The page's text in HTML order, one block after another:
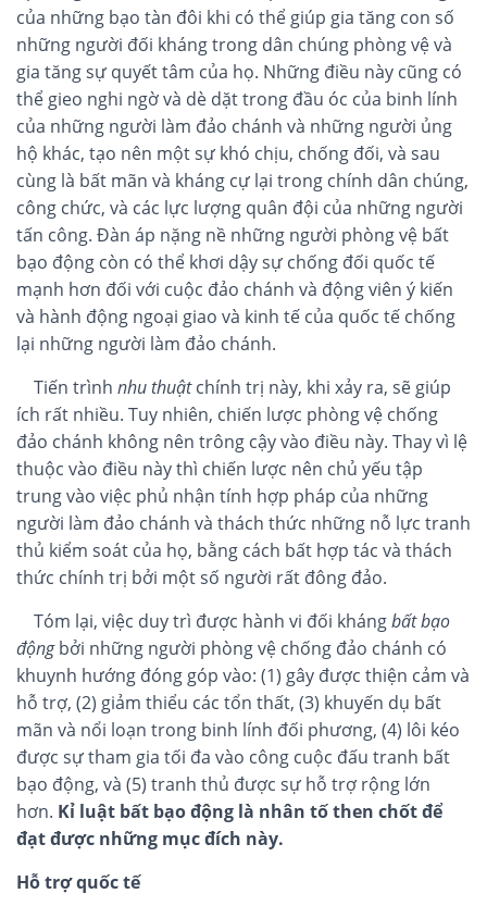
của những bạo tàn đôi khi có thể giúp gia tăng con số
những người đối kháng trong dân chúng phòng vệ và
gia tăng sự quyết tâm của họ. Những điều này cũng có
thể gieo nghi ngờ và dè dặt trong đầu óc của binh lính
của những người làm đảo chánh và những người ủng
hộ khác, tạo nên một sự khó chịu, chống đối, và sau
cùng là bất mãn và kháng cự lại trong chính dân chúng,
công chức, và các lực lượng quân đội của những người
tấn công. Đàn áp nặng nề những người phòng vệ bất
bạo động còn có thể khơi dậy sự chống đối quốc tế
mạnh hơn đối với cuộc đảo chánh và động viên ý kiến
và hành động ngoại giao và kinh tế của quốc tế chống
lại những người làm đảo chánh.
Tiến trình nhu thuậtchính trị này, khi xảy ra, sẽ giúp
ích rất nhiều. Tuy nhiên, chiến lược phòng vệ chống
đảo chánh không nên trông cậy vào điều này. Thay vì lệ
thuộc vào điều này thì chiến lược nên chủ yếu tập
trung vào việc phủ nhận tính hợp pháp của những
người làm đảo chánh và thách thức những nỗ lực tranh
thủ kiểm soát của họ, bằng cách bất hợp tác và thách
thức chính trị bởi một số người rất đông đảo.
Tóm lại, việc duy trì được hành vi đối khángbất bạo
độngbởi những người phòng vệ chống đảo chánh có
khuynh hướng đóng góp vào: (1) gây được thiện cảm và
hỗ trợ, (2) giảm thiểu các tổn thất, (3) khuyến dụ bất
mãn và nổi loạn trong binh lính đối phương, (4) lôi kéo
được sự tham gia tối đa vào công cuộc đấu tranh bất
bạo động, và (5) tranh thủ được sự hỗ trợ rộng lớn
hơn. Kỉ luật bất bạo động là nhân tố then chốt để
đạt được những mục đích này.
Hỗ trợ quốc tế